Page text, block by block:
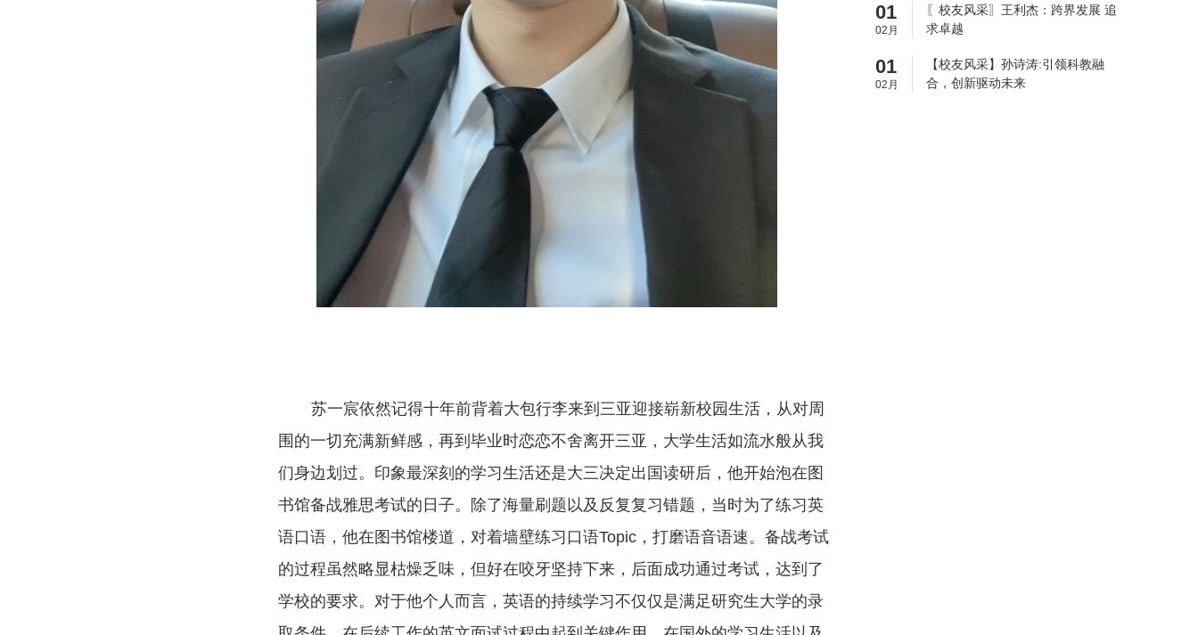
苏一宸依然记得十年前背着大包行李来到三亚迎接崭新校园生活，从对周
围的一切充满新鲜感，再到毕业时恋恋不舍离开三亚，大学生活如流水般从我
们身边划过。印象最深刻的学习生活还是大三决定出国读研后，他开始泡在图
书馆备战雅思考试的日子。除了海量刷题以及反复复习错题，当时为了练习英
语口语，他在图书馆楼道，对着墙壁练习口语Topic，打磨语音语速。备战考试
的过程虽然略显枯燥乏味，但好在咬牙坚持下来，后面成功通过考试，达到了
学校的要求。对于他个人而言，英语的持续学习不仅仅是满足研究生大学的录
01
02月
〖校友风采〗王利杰：跨界发展 追
求卓越
01
02月
【校友风采】孙诗涛:引领科教融
合，创新驱动未来